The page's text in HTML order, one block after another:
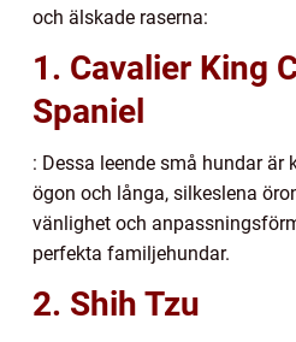
och älskade raserna:
1. Cavalier King
Spaniel
: Dessa leende små hundar är
ögon och långa, silkeslena
vänlighet och
perfekta familjehundar.
2. Shih Tzu